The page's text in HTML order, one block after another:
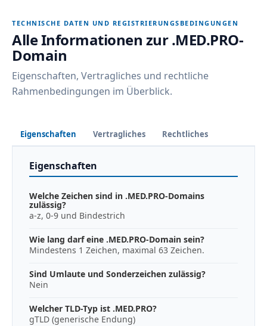
TECHNISCHE DATEN UND REGISTRIERUNGSBEDINGUNGEN
Alle Informationen zur .MED.PRO-
Domain
Eigenschaften, Vertragliches und rechtliche
Rahmenbedingungen im Überblick.
Eigenschaften Vertragliches Rechtliches
Eigenschaften
Welche Zeichen sind in .MED.PRO-Domains
zulässig?
a-z, 0-9 und Bindestrich
Wie lang darf eine .MED.PRO-Domain sein?
Mindestens 1 Zeichen, maximal 63 Zeichen.
Sind Umlaute und Sonderzeichen zulässig?
Nein
Welcher TLD-Typ ist .MED.PRO?
gTLD (generische Endung)